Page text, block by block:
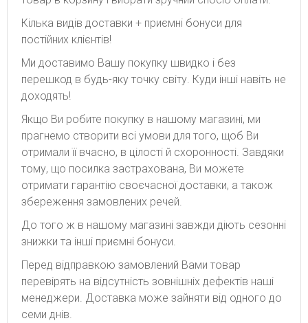
Кілька видів доставки + приємні бонуси для
постійних клієнтів!
Ми доставимо Вашу покупку швидко і без
перешкод в будь-яку точку світу. Куди інші навіть не
доходять!
Якщо Ви робите покупку в нашому магазині, ми
прагнемо створити всі умови для того, щоб Ви
отримали її вчасно, в цілості й схоронності. Завдяки
тому, що посилка застрахована, Ви можете
отримати гарантію своєчасної доставки, а також
збереження замовлених речей.
До того ж в нашому магазині завжди діють сезонні
знижки та інші приємні бонуси.
Перед відправкою замовлений Вами товар
перевірять на відсутність зовнішніх дефектів наші
менеджери. Доставка може зайняти від одного до
семи днів.